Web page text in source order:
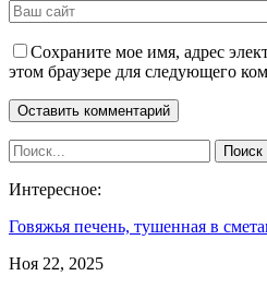
Сохраните мое имя, адрес
этом браузере для следующего
Интересное:
Говяжья печень, тушенная в
Ноя 22, 2025